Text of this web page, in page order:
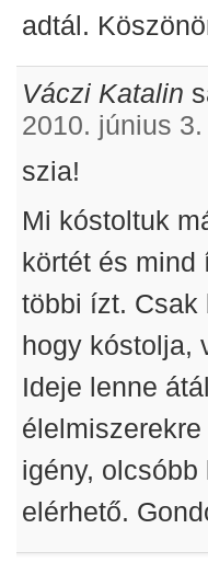
adtál.
Váczi Katalin
2010. június
szia!
Mi kóstoltuk
körtét és mind
többi ízt. Csak
hogy kóstolja,
Ideje lenne
igény,
elérhető.